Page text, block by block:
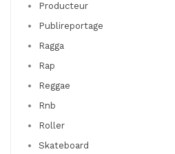
Producteur
Publireportage
Ragga
Rap
Reggae
Rnb
Roller
Skateboard